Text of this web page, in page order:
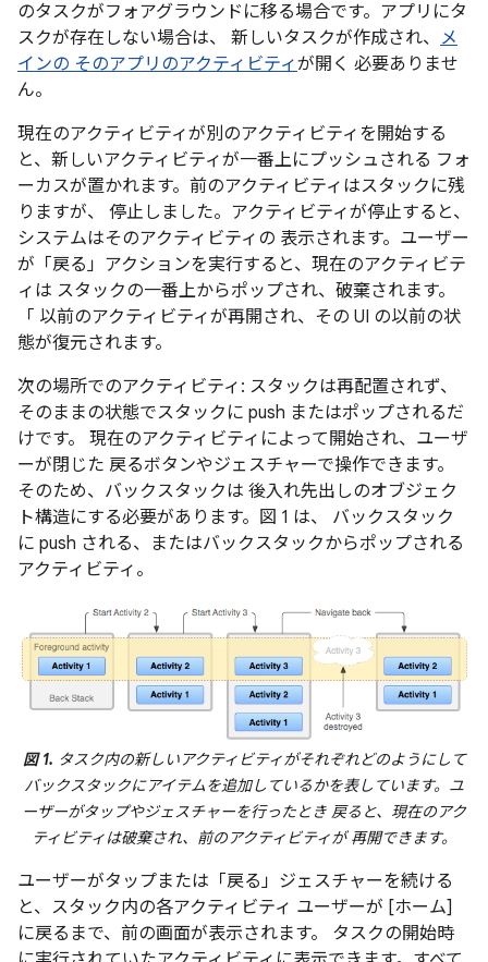
のタスクがフォアグラウンドに移る場合です。アプリにタ
スクが存在しない場合は、 新しいタスクが作成され、 メ
インの そのアプリのアクティビティが開く 必要ありませ
ん。
現在のアクティビティが別のアクティビティを開始する
と、新しいアクティビティが一番上にプッシュされる フォ
ーカスが置かれます。前のアクティビティはスタックに残
りますが、 停止しました。アクティビティが停止すると、
システムはそのアクティビティの 表示されます。ユーザー
が「戻る」アクションを実行すると、現在のアクティビテ
ィは スタックの一番上からポップされ、破棄されます。
「 以前のアクティビティが再開され、その UI の以前の状
態が復元されます。
次の場所でのアクティビティ: スタックは再配置されず、
そのままの状態でスタックに push またはポップされるだ
けです。 現在のアクティビティによって開始され、ユーザ
ーが閉じた 戻るボタンやジェスチャーで操作できます。
そのため、バックスタックは 後入れ先出しのオブジェク
ト構造にする必要があります。図 1 は、 バックスタック
に push される、またはバックスタックからポップされる
アクティビティ。
図 1. タスク内の新しいアクティビティがそれぞれどのようにして
バックスタックにアイテムを追加しているかを表しています。ユ
ーザーがタップやジェスチャーを行ったとき 戻ると、現在のアク
ティビティは破棄され、前のアクティビティが 再開できます。
ユーザーがタップまたは「戻る」ジェスチャーを続ける
と、スタック内の各アクティビティ ユーザーが [ホーム]
に戻るまで、前の画面が表示されます。 タスクの開始時